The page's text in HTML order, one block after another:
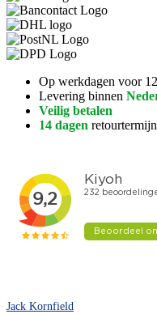
Op werkdagen voor
Levering binnen
Veilig betalen
14 dagen retourtermijn
Jack Kornfield